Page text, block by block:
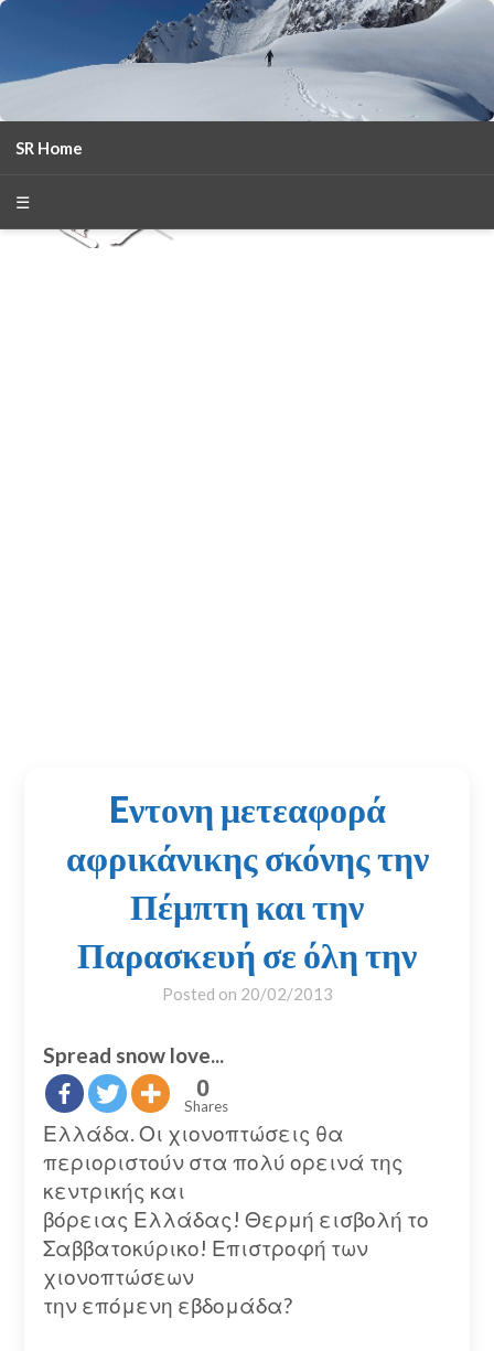
SR Home
☰
Eντονη μετεαφορά
αφρικάνικης σκόνης την
Πέμπτη και την
Παρασκευή σε όλη την
Posted on 20/02/2013
Spread snow love...
0
Shares
Ελλάδα. Οι χιονοπτώσεις θα
περιοριστούν στα πολύ ορεινά της
κεντρικής και
βόρειας Ελλάδας! Θερμή εισβολή το
Σαββατοκύρικο! Επιστροφή των
χιονοπτώσεων
την επόμενη εβδομάδα?